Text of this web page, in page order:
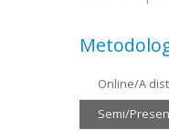
Online/A
Semi/